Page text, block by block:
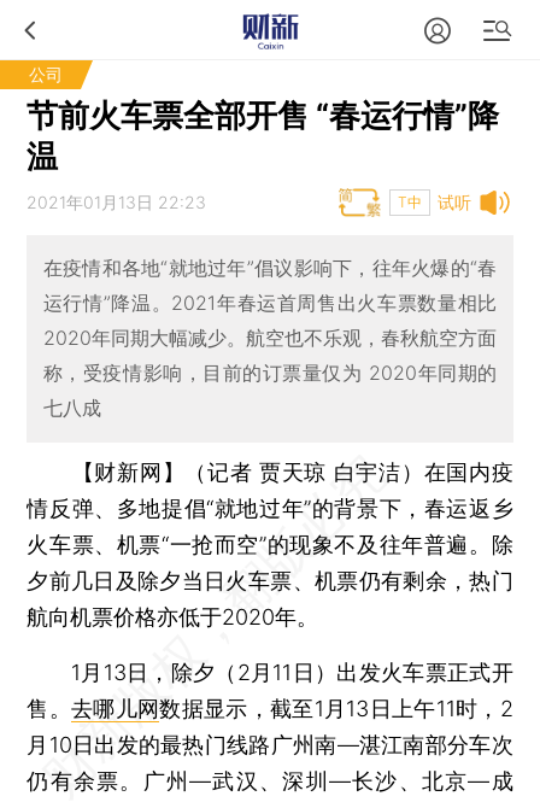
公司
节前火车票全部开售 “春运行情”降
温
试听
2021年01月13日 22:23 T中
在疫情和各地“就地过年”倡议影响下，往年火爆的“春
运行情”降温。2021年春运首周售出火车票数量相比
2020年同期大幅减少。航空也不乐观，春秋航空方面
称，受疫情影响，目前的订票量仅为 2020年同期的
七八成
【财新网】（记者 贾天琼 白宇洁） 在国内疫
情反弹、多地提倡“就地过年”的背景下，春运返乡
火车票、机票“一抢而空”的现象不及往年普遍。除
夕前几日及除夕当日火车票、机票仍有剩余，热门
航向机票价格亦低于2020年。
1月13日，除夕（2月11日）出发火车票正式开
售。去哪儿网数据显示，截至1月13日上午11时，2
月10日出发的最热门线路广州南—湛江南部分车次
仍有余票。广州—武汉、深圳—长沙、北京—成